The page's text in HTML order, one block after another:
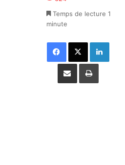
Temps de lecture 1
minute
Facebook X Linkedin
Partager par email Imprimer